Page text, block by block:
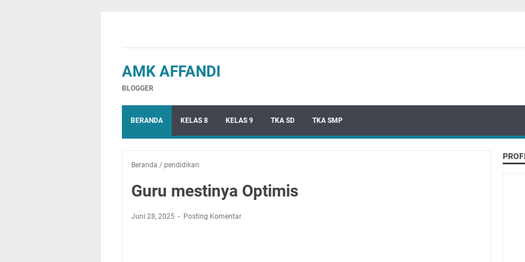
AMK AFFANDI
BLOGGER
BERANDA KELAS 8 KELAS 9 TKA SD TKA SMP
Beranda / pendidikan
Guru mestinya Optimis
Juni 28, 2025 Posting Komentar